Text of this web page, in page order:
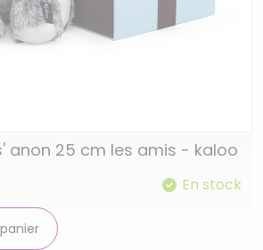
anon 25 cm les amis - kaloo
En stock